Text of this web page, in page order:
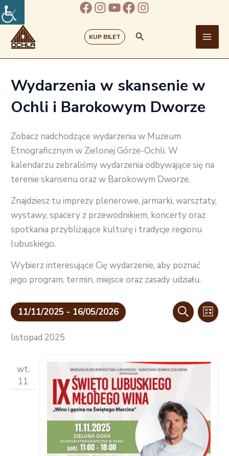
Przejdź
do
treści
Facebook
Instagram
YouTube
Facebook
Instagram
KUP BILET Szukaj
Wydarzenia w skansenie w
Ochli i Barokowym Dworze
Zobacz nadchodzące wydarzenia w Muzeum
Etnograficznym w Zielonej Górze-Ochli. W
kalendarzu zebraliśmy wydarzenia odbywające się na
terenie skansenu oraz w Barokowym Dworze.
Znajdziesz tu imprezy plenerowe, jarmarki, warsztaty,
wystawy, spacery z przewodnikiem, koncerty oraz
spotkania przybliżające kulturę i tradycje regionu
lubuskiego.
Wybierz interesujące Cię wydarzenie, aby poznać
jego program, termin, miejsce oraz zasady udziału.
Wydarzenia
Nawigacja
i
SZUKAJ
LISTA
11/11/2025 - 16/05/2026
datę.
listopad 2025
wt.
11